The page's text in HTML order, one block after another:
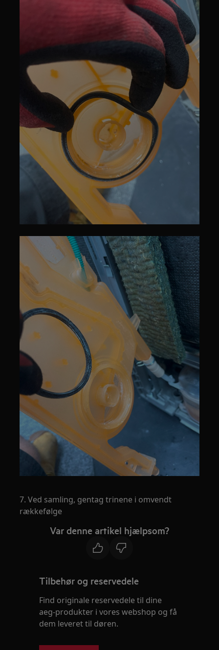
7. Ved samling, gentag trinene i omvendt
rækkefølge
Var denne artikel hjælpsom?
Tilbehør og reservedele
Find originale reservedele til dine
aeg-produkter i vores webshop og få
dem leveret til døren.